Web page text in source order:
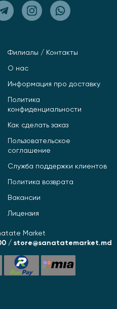
Филиалы / Контакты
О нас
Информация про доставку
Политика
конфиденциальности
Как сделать заказ
Пользовательское
соглашение
Служба поддержки клиентов
Политика возврата
Вакансии
Лицензия
Market
/ store@sanatatemarket.md